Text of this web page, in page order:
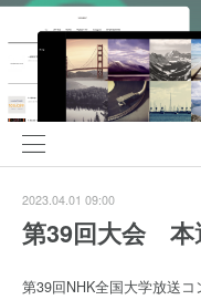
2023.04.01 09:00
第39回大会 本
第39回NHK全国大学放送